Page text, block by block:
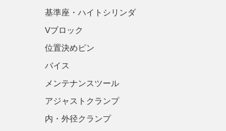
基準座・ハイトシリンダ
Vブロック
位置決めピン
バイス
メンテナンスツール
アジャストクランプ
内・外径クランプ